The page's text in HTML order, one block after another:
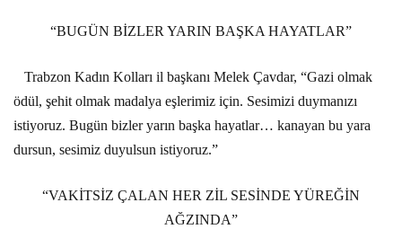
“BUGÜN BİZLER YARIN BAŞKA HAYATLAR”
Trabzon Kadın Kolları il başkanı Melek Çavdar, “Gazi olmak
ödül, şehit olmak madalya eşlerimiz için. Sesimizi duymanızı
istiyoruz. Bugün bizler yarın başka hayatlar… kanayan bu yara
dursun, sesimiz duyulsun istiyoruz.”
“VAKİTSİZ ÇALAN HER ZİL SESİNDE YÜREĞİN
AĞZINDA”